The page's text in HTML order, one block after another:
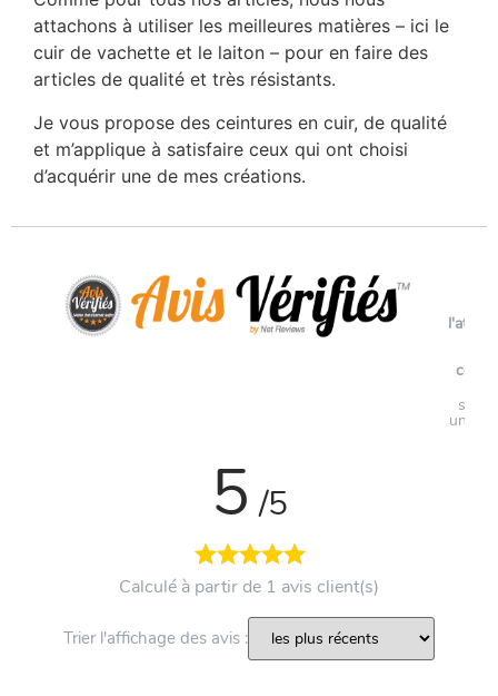
attachons à utiliser les meilleures matières – ici le
cuir de vachette et le laiton – pour en faire des
articles de qualité et très résistants.
Je vous propose des ceintures en cuir, de qualité
et m’applique à satisfaire ceux qui ont choisi
d’acquérir une de mes créations.
un
5 /5
Calculé à partir de 1 avis client(s)
Trier l'affichage des avis :